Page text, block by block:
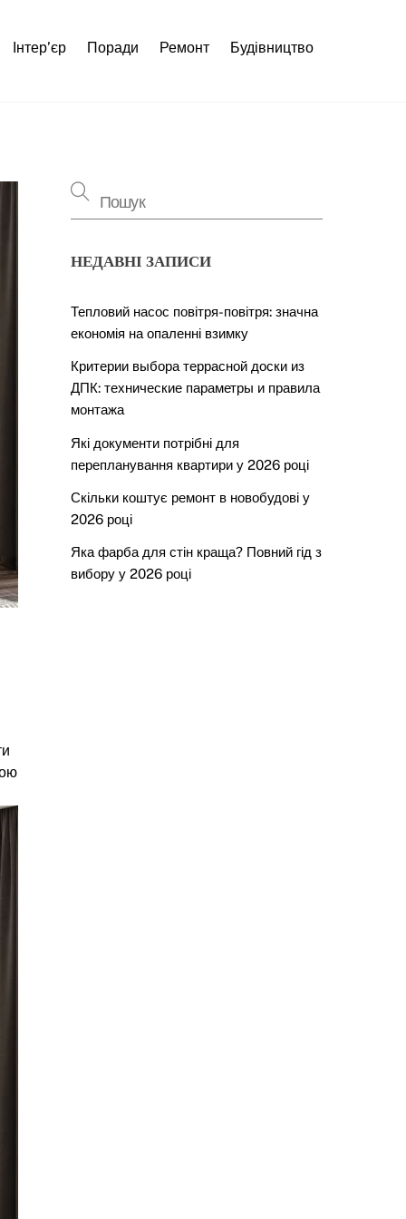
Інтер’єр Поради Ремонт Будівництво
НЕДАВНІ ЗАПИСИ
Тепловий насос повітря-повітря: значна
економія на опаленні взимку
Критерии выбора террасной доски из
ДПК: технические параметры и правила
монтажа
Які документи потрібні для
перепланування квартири у 2026 році
Скільки коштує ремонт в новобудові у
2026 році
Яка фарба для стін краща? Повний гід з
вибору у 2026 році